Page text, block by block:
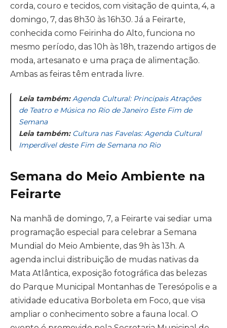
corda, couro e tecidos, com visitação de quinta, 4, a
domingo, 7, das 8h30 às 16h30. Já a Feirarte,
conhecida como Feirinha do Alto, funciona no
mesmo período, das 10h às 18h, trazendo artigos de
moda, artesanato e uma praça de alimentação.
Ambas as feiras têm entrada livre.
Leia também: Agenda Cultural: Principais Atrações
de Teatro e Música no Rio de Janeiro Este Fim de
Semana
Leia também: Cultura nas Favelas: Agenda Cultural
Imperdível deste Fim de Semana no Rio
Semana do Meio Ambiente na
Feirarte
Na manhã de domingo, 7, a Feirarte vai sediar uma
programação especial para celebrar a Semana
Mundial do Meio Ambiente, das 9h às 13h. A
agenda inclui distribuição de mudas nativas da
Mata Atlântica, exposição fotográfica das belezas
do Parque Municipal Montanhas de Teresópolis e a
atividade educativa Borboleta em Foco, que visa
ampliar o conhecimento sobre a fauna local. O